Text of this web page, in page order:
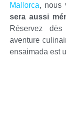
Mallorca, nous
sera aussi
Réservez
aventure
ensaimada est